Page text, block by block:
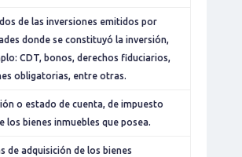
de las inversiones emitidos por
donde se constituyó la inversión,
CDT, bonos, derechos fiduciarios,
obligatorias, entre otras.
o estado de cuenta, de impuesto
los bienes inmuebles que posea.
de adquisición de los bienes